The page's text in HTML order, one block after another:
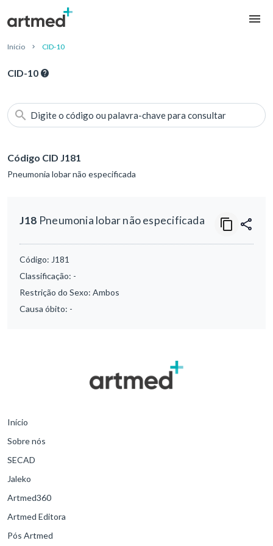
Início CID-10
CID-10
Digite o código ou palavra-chave para consultar
Código CID J181
Pneumonia lobar não especificada
J18 Pneumonia lobar não especificada
Código: J181
Classificação: -
Restrição do Sexo: Ambos
Causa óbito: -
Início
Sobre nós
SECAD
Jaleko
Artmed360
Artmed Editora
Pós Artmed